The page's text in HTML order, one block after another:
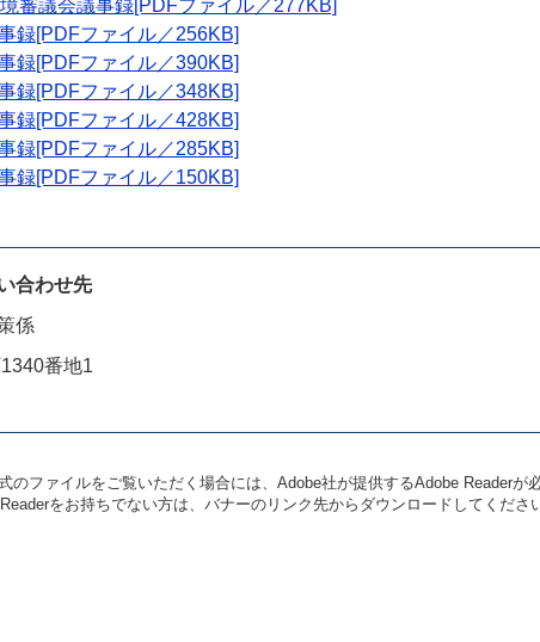
審議会議事録[PDFファイル／277KB]
録[PDFファイル／256KB]
録[PDFファイル／390KB]
録[PDFファイル／348KB]
録[PDFファイル／428KB]
録[PDFファイル／285KB]
録[PDFファイル／150KB]
合わせ先
係
番地1
のファイルをご覧いただく場合には、Adobe社が提供するAdobe Readerが必
をお持ちでない方は、バナーのリンク先からダウンロードしてくださ